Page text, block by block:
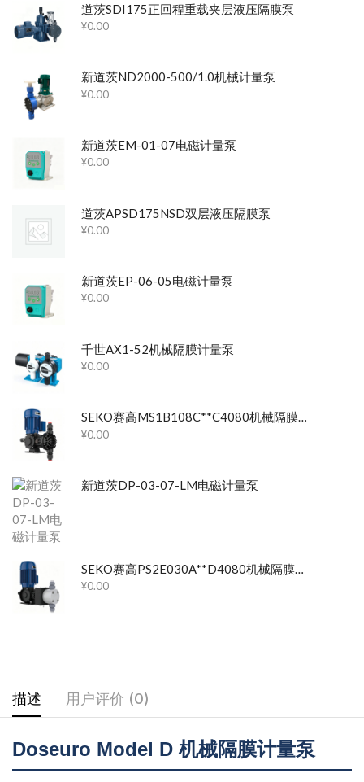
道茨SDI175正回程重载夹层液压隔膜泵
¥0.00
新道茨ND2000-500/1.0机械计量泵
¥0.00
新道茨EM-01-07电磁计量泵
¥0.00
道茨APSD175NSD双层液压隔膜泵
¥0.00
新道茨EP-06-05电磁计量泵
¥0.00
千世AX1-52机械隔膜计量泵
¥0.00
SEKO赛高MS1B108C**C4080机械隔膜计量泵
¥0.00
新道茨DP-03-07-LM电磁计量泵
¥0.00
描述 用户评价 (0)
Doseuro Model D 机械隔膜计量泵